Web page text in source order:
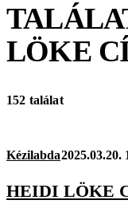
LÖKE
152 találat
Kézilabda2025.03.20.
HEIDI LÖKE